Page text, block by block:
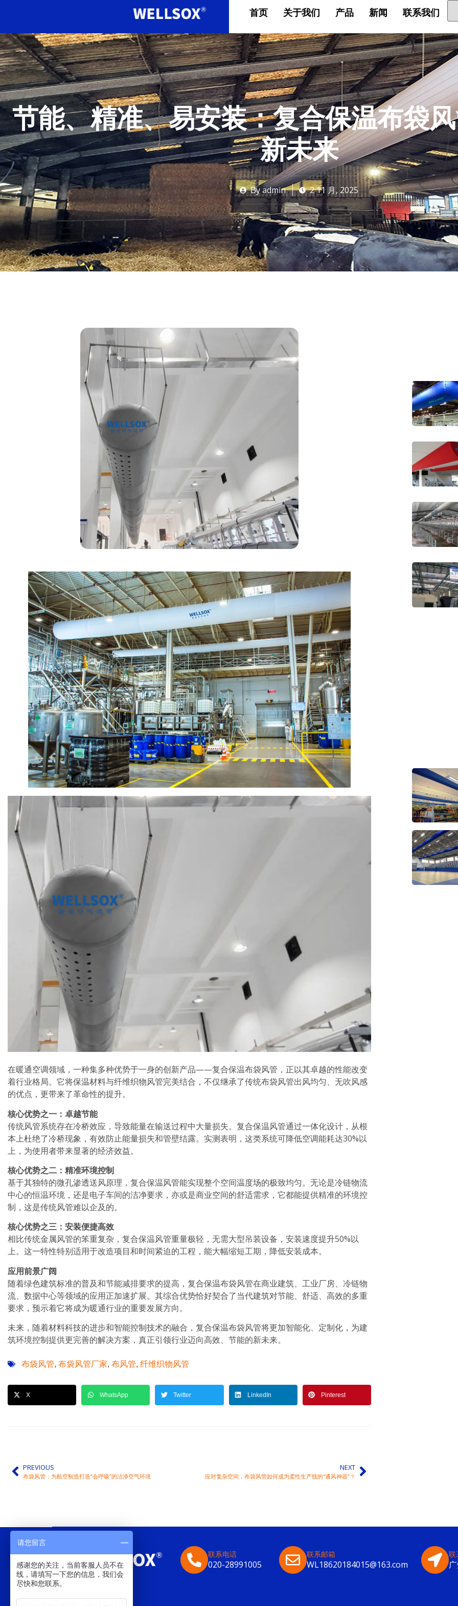
首页 关于我们 产品 新闻 联系我们
节能、精准、易安装：复合保温布袋
新未来
Byadmin 2 11 月, 2025
在暖通空调领域，一种集多种优势于一身的创新产品——复合保温布袋风管，正以其卓越的性能改变
着行业格局。它将保温材料与纤维织物风管完美结合，不仅继承了传统布袋风管出风均匀、无吹风感
的优点，更带来了革命性的提升。
核心优势之一：卓越节能
传统风管系统存在冷桥效应，导致能量在输送过程中大量损失。复合保温风管通过一体化设计，从根
本上杜绝了冷桥现象，有效防止能量损失和管壁结露。实测表明，这类系统可降低空调能耗达30%以
上，为使用者带来显著的经济效益。
核心优势之二：精准环境控制
基于其独特的微孔渗透送风原理，复合保温风管能实现整个空间温度场的极致均匀。无论是冷链物流
中心的恒温环境，还是电子车间的洁净要求，亦或是商业空间的舒适需求，它都能提供精准的环境控
制，这是传统风管难以企及的。
核心优势之三：安装便捷高效
相比传统金属风管的笨重复杂，复合保温风管重量极轻，无需大型吊装设备，安装速度提升50%以
上。这一特性特别适用于改造项目和时间紧迫的工程，能大幅缩短工期，降低安装成本。
应用前景广阔
随着绿色建筑标准的普及和节能减排要求的提高，复合保温布袋风管在商业建筑、工业厂房、冷链物
流、数据中心等领域的应用正加速扩展。其综合优势恰好契合了当代建筑对节能、舒适、高效的多重
要求，预示着它将成为暖通行业的重要发展方向。
未来，随着材料科技的进步和智能控制技术的融合，复合保温布袋风管将更加智能化、定制化，为建
筑环境控制提供更完善的解决方案，真正引领行业迈向高效、节能的新未来。
布袋风管, 布袋风管厂家, 布风管, 纤维织物风管
X WhatsApp Twitter LinkedIn Pinterest
PREVIOUS
布袋风管：为航空制造打造“会呼吸”的洁净空气环境
NEXT
应对复杂空间，布袋风管如何成为柔性生产线的“通风神器”？
联系电话
020-28991005
联系邮箱
WL18620184015@163.com
联
请您留言
感谢您的关注，当前客服人员不在
线，请填写一下您的信息，我们会
尽快和您联系。